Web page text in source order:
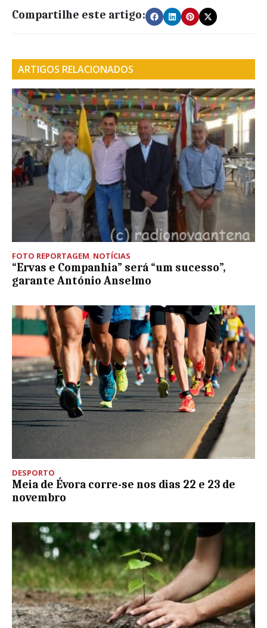
Compartilhe este artigo:
ARTIGOS RELACIONADOS
FOTO REPORTAGEM, NOTÍCIAS
“Ervas e Companhia” será “um sucesso”,
garante António Anselmo
DESPORTO
Meia de Évora corre-se nos dias 22 e 23 de
novembro